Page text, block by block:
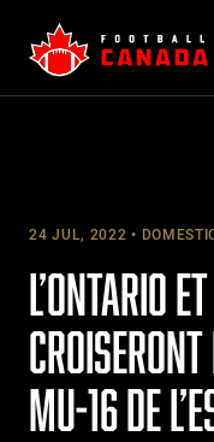
content
24 JUL, 2022
L’ONTARIO
MU-16 DE